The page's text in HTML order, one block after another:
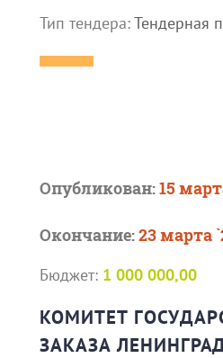
Тип тендера:Тендерная
Опубликован:15
Окончание:23 марта
Бюджет: 1 000 000,00
КОМИТЕТ
ЗАКАЗА